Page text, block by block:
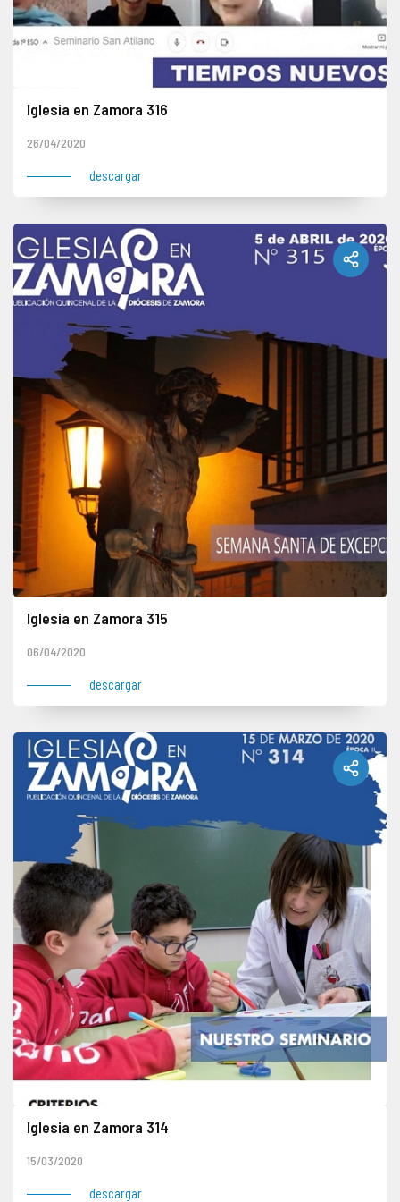
Iglesia en Zamora 316
26/04/2020
descargar
Iglesia en Zamora 315
06/04/2020
descargar
Iglesia en Zamora 314
15/03/2020
descargar